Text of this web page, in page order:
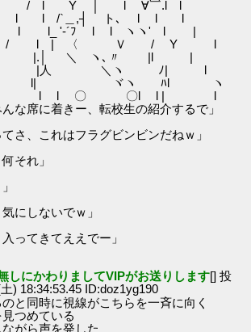
│ l ∀￣.l l
,┤ ト､ l l l
ﾌ l l ヽヽ' l |
〈 Ｖ / Y l
ヽ､〃 |l |
＼ヽ ﾉ| l
ヾヽ ﾊl ヽ
〇l l | l
な席に着きー、転校生の紹介するで」
さ、これはフラグビンビンだねｗ」
それ」
にしないでｗ」
ってきてええでー」
しにかわりましてVIPがお送りします[] 投
) 18:34:53.45 ID:doz1yg190
と同時に視線がこちらを一斉に向く
つめている
がら声を発した